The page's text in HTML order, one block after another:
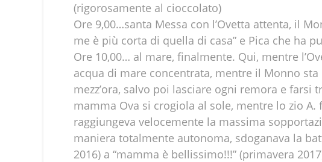
(rigorosamente al cioccolato)
Ore 9,00…santa Messa con l’Ovetta attenta, il
me è più corta di quella di casa” e Pica che ha
Ore 10,00… al mare, finalmente. Qui, mentre
acqua di mare concentrata, mentre il Monno
mezz’ora, salvo poi lasciare ogni remora e farsi
mamma Ova si crogiola al sole, mentre lo zio
raggiungeva velocemente la massima
maniera totalmente autonoma, sdoganava la
2016) a “mamma è bellissimo!!!” (primavera